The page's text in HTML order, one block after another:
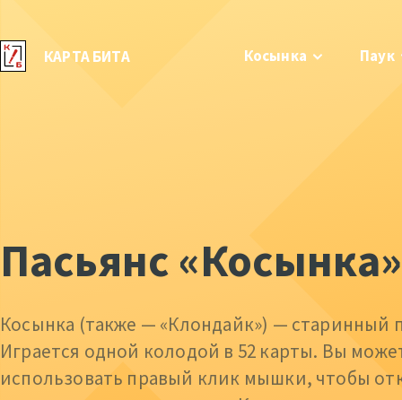
КАРТА БИТА Косынка Паук
Пасьянс «Косынка»
Косынка (также — «Клондайк») — старинный
Играется одной колодой в 52 карты. Вы
использовать правый клик мышки, чтобы